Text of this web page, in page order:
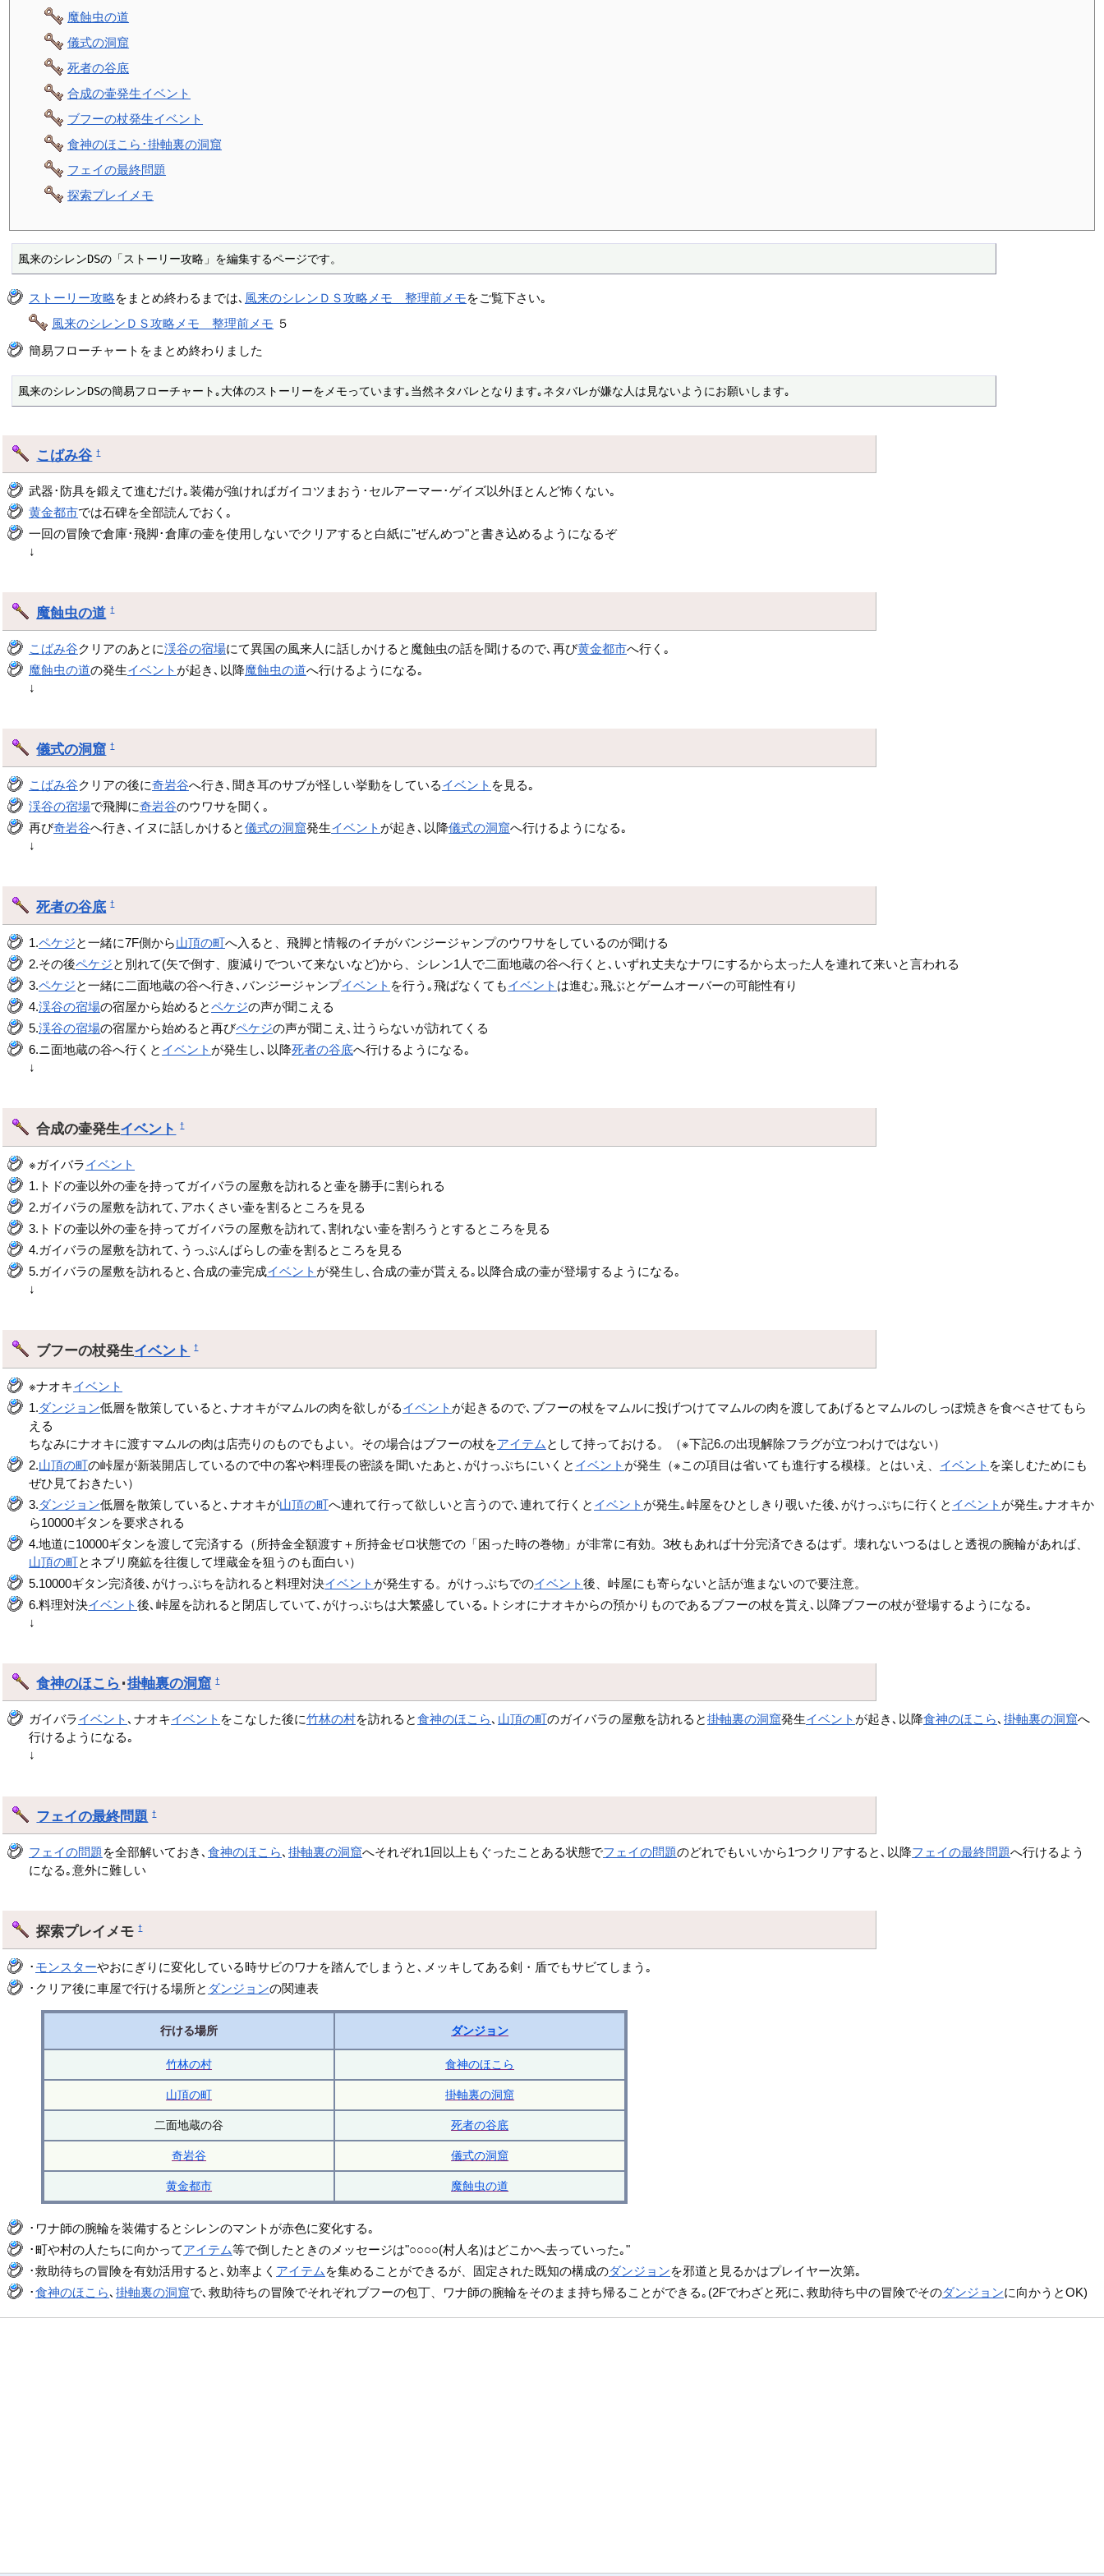
魔蝕虫の道
儀式の洞窟
死者の谷底
合成の壷発生イベント
ブフーの杖発生イベント
食神のほこら･掛軸裏の洞窟
フェイの最終問題
探索プレイメモ
風来のシレンDSの「ストーリー攻略」を編集するページです。
ストーリー攻略をまとめ終わるまでは､ 風来のシレンＤＳ攻略メモ 整理前メモをご覧下さい｡
風来のシレンＤＳ攻略メモ 整理前メモ ５
簡易フローチャートをまとめ終わりました
風来のシレンDSの簡易フローチャート｡大体のストーリーをメモっています｡当然ネタバレとなります｡ネタバレが嫌な人は見ないようにお願いします｡
こばみ谷 †
武器･防具を鍛えて進むだけ｡装備が強ければガイコツまおう･セルアーマー･ゲイズ以外ほとんど怖くない｡
黄金都市では石碑を全部読んでおく｡
一回の冒険で倉庫･飛脚･倉庫の壷を使用しないでクリアすると白紙に"ぜんめつ"と書き込めるようになるぞ
↓
魔蝕虫の道 †
こばみ谷クリアのあとに渓谷の宿場にて異国の風来人に話しかけると魔蝕虫の話を聞けるので､再び黄金都市へ行く｡
魔蝕虫の道の発生イベント が起き､以降魔蝕虫の道へ行けるようになる｡
↓
儀式の洞窟 †
こばみ谷クリアの後に奇岩谷へ行き､聞き耳のサブが怪しい挙動をしているイベント を見る｡
渓谷の宿場で飛脚に奇岩谷のウワサを聞く｡
再び奇岩谷へ行き､イヌに話しかけると儀式の洞窟発生イベント が起き､以降儀式の洞窟へ行けるようになる｡
↓
死者の谷底 †
1.ペケジと一緒に7F側から山頂の町へ入ると、飛脚と情報のイチがバンジージャンプのウワサをしているのが聞ける
2.その後ペケジと別れて(矢で倒す、腹減りでついて来ないなど)から、シレン1人で二面地蔵の谷へ行くと､いずれ丈夫なナワにするから太った人を連れて来いと言われる
3.ペケジと一緒に二面地蔵の谷へ行き､バンジージャンプイベント を行う｡飛ばなくてもイベント は進む｡飛ぶとゲームオーバーの可能性有り
4.渓谷の宿場の宿屋から始めるとペケジの声が聞こえる
5.渓谷の宿場の宿屋から始めると再びペケジの声が聞こえ､辻うらないが訪れてくる
6.ニ面地蔵の谷へ行くと イベント が発生し､以降死者の谷底へ行けるようになる｡
↓
合成の壷発生イベント †
※ガイバライベント
1.トドの壷以外の壷を持ってガイバラの屋敷を訪れると壷を勝手に割られる
2.ガイバラの屋敷を訪れて､アホくさい壷を割るところを見る
3.トドの壷以外の壷を持ってガイバラの屋敷を訪れて､割れない壷を割ろうとするところを見る
4.ガイバラの屋敷を訪れて､うっぷんばらしの壷を割るところを見る
5.ガイバラの屋敷を訪れると､合成の壷完成イベント が発生し､合成の壷が貰える｡以降合成の壷が登場するようになる｡
↓
ブフーの杖発生イベント †
※ナオキイベント
1.ダンジョン低層を散策していると､ナオキがマムルの肉を欲しがるイベント が起きるので､ブフーの杖をマムルに投げつけてマムルの肉を渡してあげるとマムルのしっぽ焼きを食べさせてもら
える
ちなみにナオキに渡すマムルの肉は店売りのものでもよい。その場合はブフーの杖をアイテム として持っておける。（※下記6.の出現解除フラグが立つわけではない）
2.山頂の町の峠屋が新装開店しているので中の客や料理長の密談を聞いたあと､がけっぷちにいくと イベント が発生（※この項目は省いても進行する模様。とはいえ、 イベント を楽しむためにも
ぜひ見ておきたい）
3.ダンジョン低層を散策していると､ナオキが山頂の町へ連れて行って欲しいと言うので､連れて行くと イベント が発生｡峠屋をひとしきり覗いた後､がけっぷちに行くと イベント が発生｡ナオキか
ら10000ギタンを要求される
4.地道に10000ギタンを渡して完済する（所持金全額渡す＋所持金ゼロ状態での「困った時の巻物」が非常に有効。3枚もあれば十分完済できるはず。壊れないつるはしと透視の腕輪があれば、
山頂の町とネブリ廃鉱を往復して埋蔵金を狙うのも面白い）
5.10000ギタン完済後､がけっぷちを訪れると料理対決イベント が発生する。がけっぷちでのイベント後、峠屋にも寄らないと話が進まないので要注意。
6.料理対決イベント後､峠屋を訪れると閉店していて､がけっぷちは大繁盛している｡トシオにナオキからの預かりものであるブフーの杖を貰え､以降ブフーの杖が登場するようになる｡
↓
食神のほこら ･掛軸裏の洞窟 †
ガイバライベント ､ナオキイベント をこなした後に竹林の村を訪れると食神のほこら､ 山頂の町のガイバラの屋敷を訪れると掛軸裏の洞窟発生イベント が起き､以降食神のほこら､掛軸裏の洞窟へ
行けるようになる｡
↓
フェイの最終問題 †
フェイの問題 を全部解いておき､食神のほこら､掛軸裏の洞窟へそれぞれ1回以上もぐったことある状態でフェイの問題のどれでもいいから1つクリアすると､以降フェイの最終問題へ行けるよう
になる｡意外に難しい
探索プレイメモ†
･ モンスターやおにぎりに変化している時サビのワナを踏んでしまうと､メッキしてある剣・盾でもサビてしまう｡
･クリア後に車屋で行ける場所と ダンジョンの関連表
行ける場所 ダンジョン
竹林の村 食神のほこら
山頂の町 掛軸裏の洞窟
二面地蔵の谷 死者の谷底
奇岩谷 儀式の洞窟
黄金都市 魔蝕虫の道
･ワナ師の腕輪を装備するとシレンのマントが赤色に変化する｡
･町や村の人たちに向かってアイテム等で倒したときのメッセージは"○○○○(村人名)はどこかへ去っていった｡"
･救助待ちの冒険を有効活用すると､効率よく アイテム を集めることができるが、固定された既知の構成のダンジョンを邪道と見るかはプレイヤー次第｡
･食神のほこら､掛軸裏の洞窟で､救助待ちの冒険でそれぞれブフーの包丁、ワナ師の腕輪をそのまま持ち帰ることができる｡(2Fでわざと死に､救助待ち中の冒険でそのダンジョンに向かうとOK)